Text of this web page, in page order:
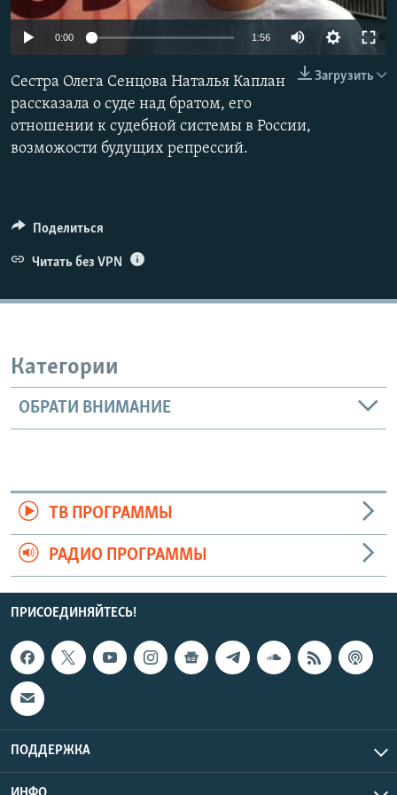
ПОБЕДИТЕЛЕЙ НЕ СУДЯТ?
ELIFBE
УКРАИНСКАЯ ПРОБЛЕМА КРЫМА
ПРИСОЕДИНЯЙТЕСЬ!
Все сайты RFE/RL
0:00 1:56
Загрузить
Сестра Олега Сенцова Наталья Каплан
рассказала о суде над братом, его
отношении к судебной системы в России,
возможости будущих репрессий.
Поделиться
Читать без VPN
Категории
ОБРАТИ ВНИМАНИЕ
ТВ ПРОГРАММЫ
РАДИО ПРОГРАММЫ
ПРИСОЕДИНЯЙТЕСЬ!
ПОДДЕРЖКА